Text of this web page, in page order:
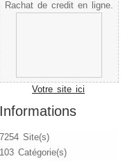
Rachat de credit en ligne.
Votre site ici
Informations
7254 Site(s)
103 Catégorie(s)